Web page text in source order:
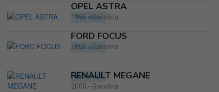
Para peças
OPEL ASTRA
1995 - Gasolina
Para peças
FORD FOCUS
2000 - Gasolina
Para peças
RENAULT MEGANE
2000 - Gasolina